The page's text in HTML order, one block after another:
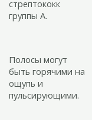
стрептококк
группы А.
Полосы могут
быть горячими на
ощупь и
пульсирующими.